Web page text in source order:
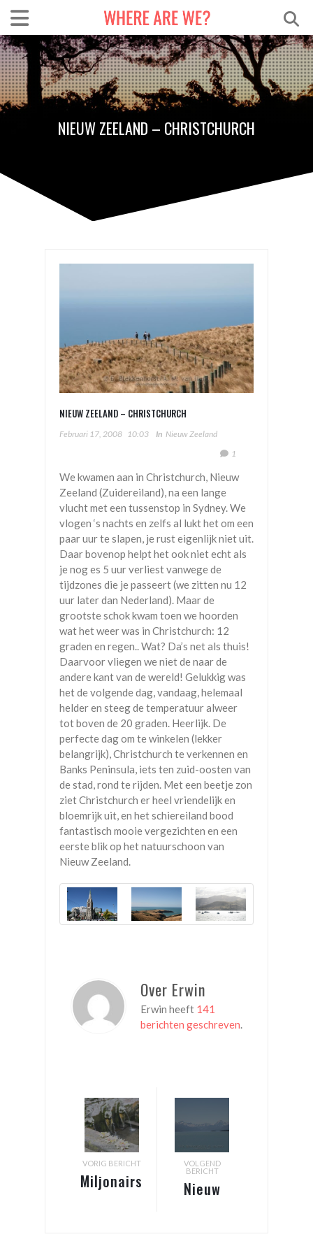
NIEUW ZEELAND – CHRISTCHURCH
NIEUW ZEELAND – CHRISTCHURCH
Februari 17, 2008 10:03 In Nieuw Zeeland
1
We kwamen aan in Christchurch, Nieuw
Zeeland (Zuidereiland), na een lange
vlucht met een tussenstop in Sydney. We
vlogen ‘s nachts en zelfs al lukt het om een
paar uur te slapen, je rust eigenlijk niet uit.
Daar bovenop helpt het ook niet echt als
je nog es 5 uur verliest vanwege de
tijdzones die je passeert (we zitten nu 12
uur later dan Nederland). Maar de
grootste schok kwam toen we hoorden
wat het weer was in Christchurch: 12
graden en regen.. Wat? Da’s net als thuis!
Daarvoor vliegen we niet de naar de
andere kant van de wereld! Gelukkig was
het de volgende dag, vandaag, helemaal
helder en steeg de temperatuur alweer
tot boven de 20 graden. Heerlijk. De
perfecte dag om te winkelen (lekker
belangrijk), Christchurch te verkennen en
Banks Peninsula, iets ten zuid-oosten van
de stad, rond te rijden. Met een beetje zon
ziet Christchurch er heel vriendelijk en
bloemrijk uit, en het schiereiland bood
fantastisch mooie vergezichten en een
eerste blik op het natuurschoon van
Nieuw Zeeland.
Over Erwin
Erwin heeft 141
berichten geschreven.
VORIG BERICHT
Miljonairs
VOLGEND
BERICHT
Nieuw